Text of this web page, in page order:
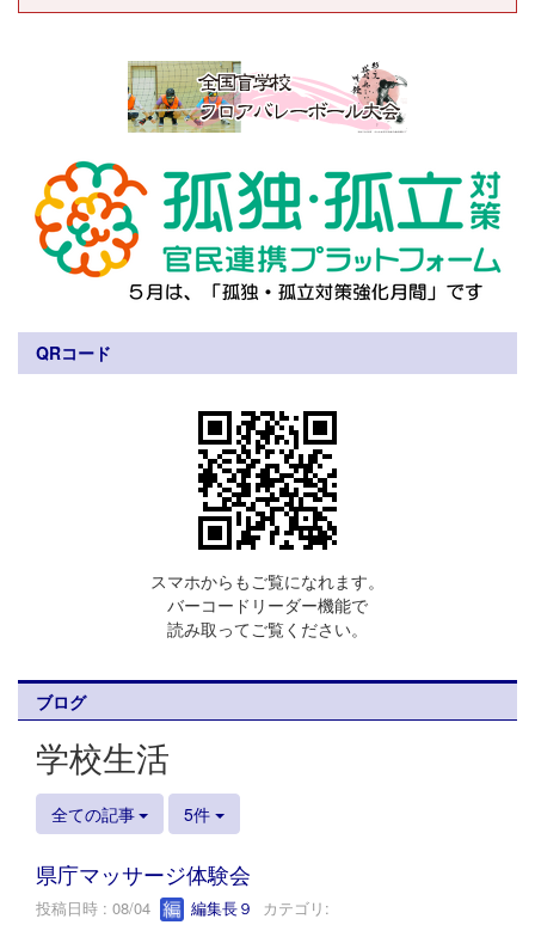
QRコード
スマホからもご覧になれます。
バーコードリーダー機能で
読み取ってご覧ください。
ブログ
学校生活
全ての記事 5件
県庁マッサージ体験会
投稿日時 : 08/04 編集長９ カテゴリ: